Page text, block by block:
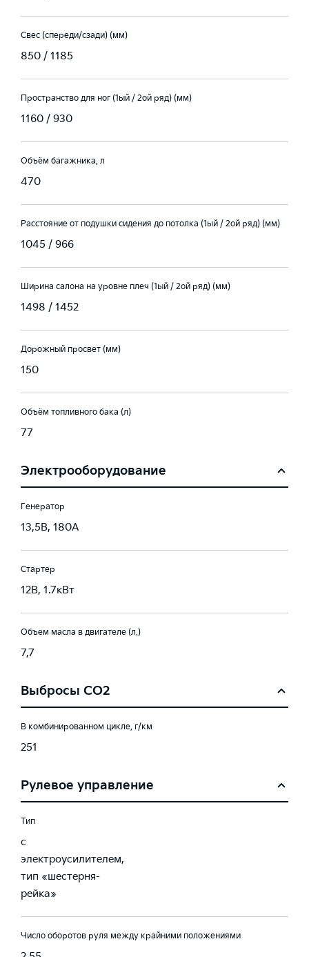
Свес (спереди/сзади) (мм)
850 / 1185
Пространство для ног (1ый / 2ой ряд) (мм)
1160 / 930
Объём багажника, л
470
Расстояние от подушки сидения до потолка (1ый / 2ой ряд) (мм)
1045 / 966
Ширина салона на уровне плеч (1ый / 2ой ряд) (мм)
1498 / 1452
Дорожный просвет (мм)
150
Объём топливного бака (л)
77
Электрооборудование
Генератор
13,5В, 180А
Стартер
12В, 1.7кВт
Объем масла в двигателе (л.)
7,7
Выбросы CO2
В комбинированном цикле, г/км
251
Рулевое управление
Тип
с
электроусилителем,
тип «шестерня-
рейка»
Число оборотов руля между крайними положениями